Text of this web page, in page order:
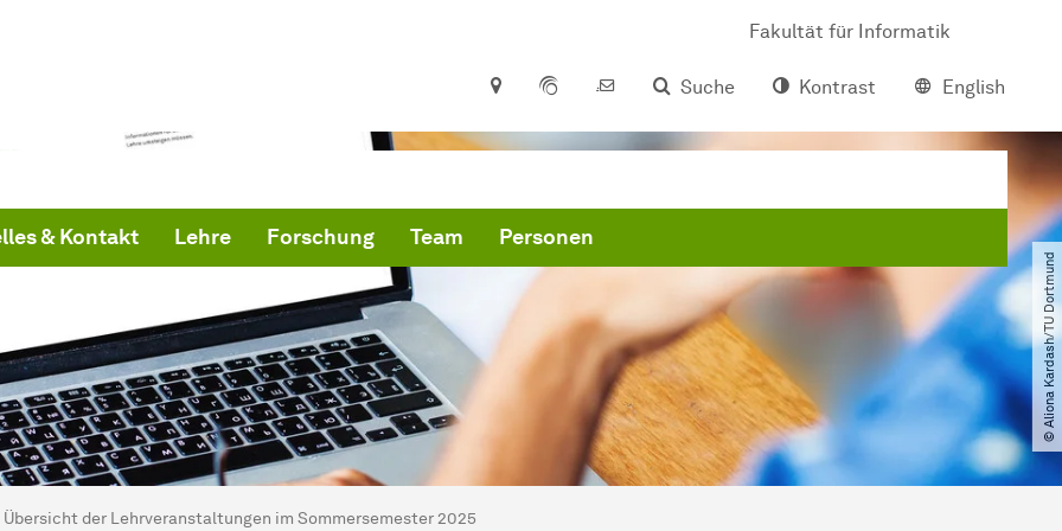
Fakultät für Informatik
Suche
Kontrast English
& Kontakt Lehre Forschung Team Personen
© Aliona Kardash​/​TU Dortmund
hier:
Übersicht der Lehrveranstaltungen im Sommersemester 2025